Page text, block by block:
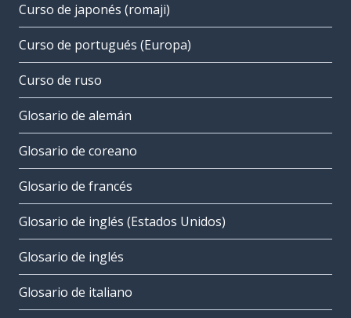
Curso de japonés (romaji)
Curso de portugués (Europa)
Curso de ruso
Glosario de alemán
Glosario de coreano
Glosario de francés
Glosario de inglés (Estados Unidos)
Glosario de inglés
Glosario de italiano